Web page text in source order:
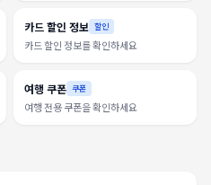
카드 할인 정보 할인
카드 할인 정보를 확인하세요
여행 쿠폰 쿠폰
여행 전용 쿠폰을 확인하세요